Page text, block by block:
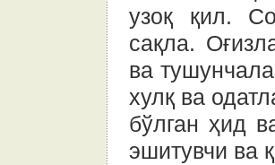
узоқ қил.
сақла.
ва
хулқ ва
бўлган ҳид
эшитувчи ва